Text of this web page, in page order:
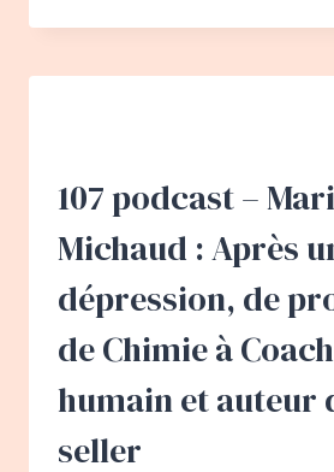
–
LAURE
BURN-
LA
NATUROPATHE
107 podcast –
Michaud : Après
dépression, de
de Chimie à
humain et auteur
seller